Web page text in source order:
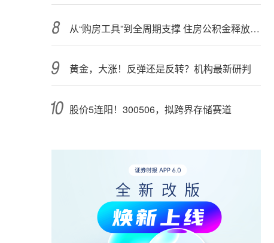
从“购房工具”到全周期支撑 住房公积金释放更大能量
黄金，大涨！反弹还是反转？机构最新研判
股价5连阳！300506，拟跨界存储赛道